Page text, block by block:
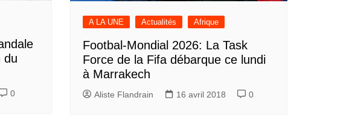
du
0
A LA UNE Actualités Afrique
Footbal-Mondial 2026: La Task
Force de la Fifa débarque ce lundi
à Marrakech
Aliste Flandrain 16 avril 2018 0